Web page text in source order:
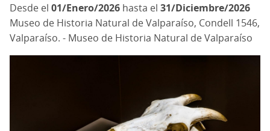
01/Enero/2026 hasta el 31/Diciembre/2026
Museo de Historia Natural de Valparaíso, Condell 1546,
Valparaíso. - Museo de Historia Natural de Valparaíso